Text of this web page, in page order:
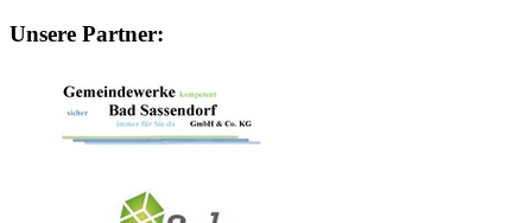
Unsere Partner: